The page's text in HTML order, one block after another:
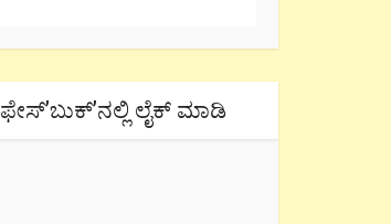
ಫೇಸ್’ಬುಕ್’ನಲ್ಲಿ ಲೈಕ್ ಮಾಡಿ